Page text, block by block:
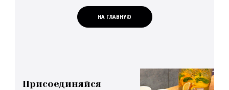
НА ГЛАВНУЮ
Присоединяйся